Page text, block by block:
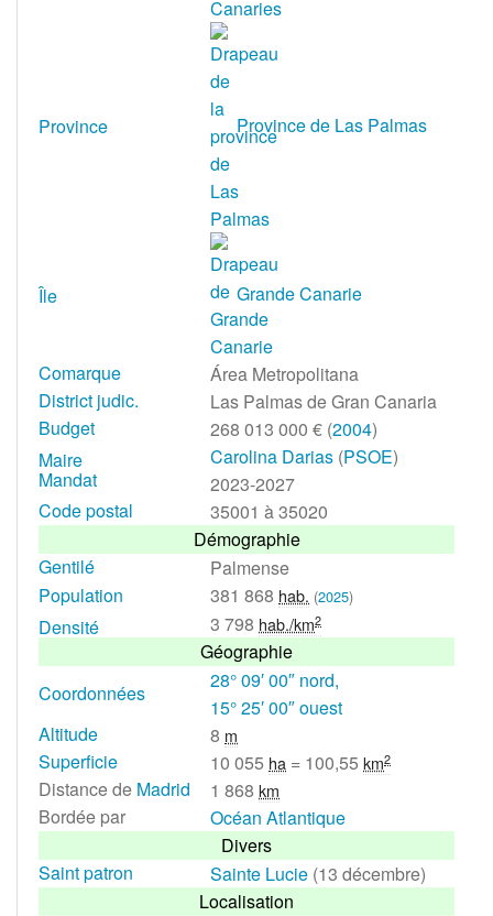
Province Province de Las Palmas
Île Grande Canarie
Comarque
Área Metropolitana
District judic.
Las Palmas de Gran Canaria
Budget
268 013 000 € (2004)
Maire
Mandat
Carolina Darias (PSOE)
2023-2027
Code postal
35001 à 35020
Démographie
Gentilé
Palmense
Population
381 868 hab. (2025)
Densité 3 798 hab./km2
Géographie
Coordonnées
28° 09′ 00″ nord,
15° 25′ 00″ ouest
Altitude
8 m
Superficie 10 055 ha = 100,55 km2
Distance de Madrid 1 868 km
Bordée par
Océan Atlantique
Divers
Saint patron
Sainte Lucie (13 décembre)
Localisation